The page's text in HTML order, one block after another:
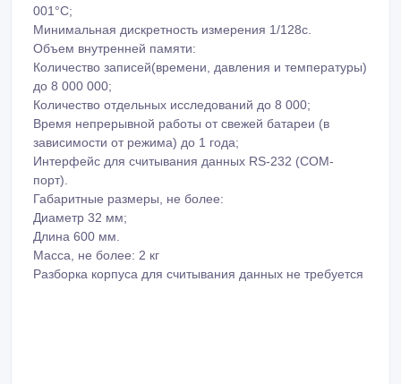
001°С;
Минимальная дискретность измерения 1/128с.
Объем внутренней памяти:
Количество записей(времени, давления и температуры)
до 8 000 000;
Количество отдельных исследований до 8 000;
Время непрерывной работы от свежей батареи (в
зависимости от режима) до 1 года;
Интерфейс для считывания данных RS-232 (COM-
порт).
Габаритные размеры, не более:
Диаметр 32 мм;
Длина 600 мм.
Масса, не более: 2 кг
Разборка корпуса для считывания данных не требуется